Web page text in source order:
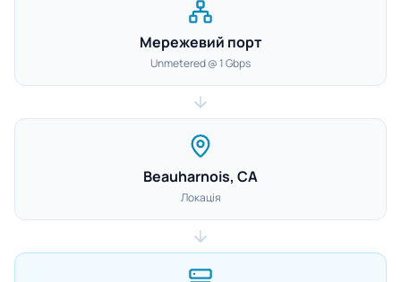
Мережевий порт
Unmetered @ 1 Gbps
Beauharnois, CA
Локація